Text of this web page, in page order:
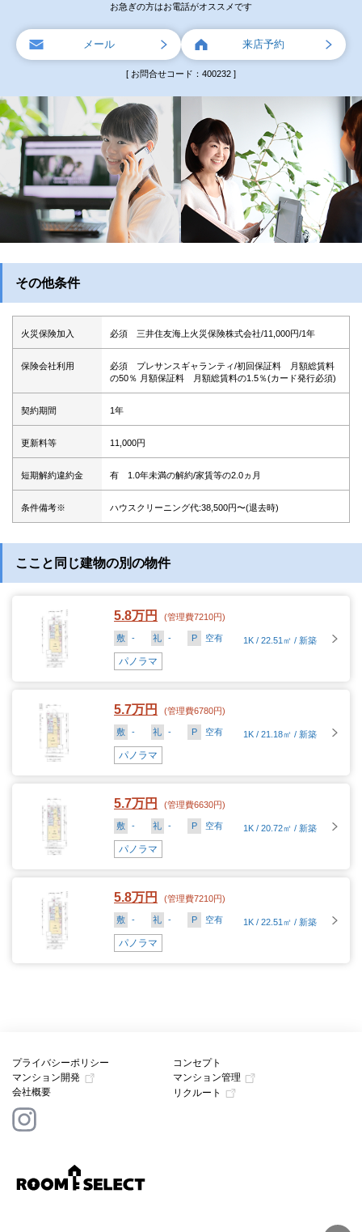
お急ぎの方はお電話がオススメです
メール 来店予約
[ お問合せコード：400232 ]
その他条件
火災保険加入 必須 三井住友海上火災保険株式会社/11,000円/1年
保険会社利用
必須 プレサンスギャランティ/初回保証料 月額総賃料
の50％ 月額保証料 月額総賃料の1.5％(カード発行必須)
契約期間 1年
更新料等 11,000円
短期解約違約金 有 1.0年未満の解約/家賃等の2.0ヵ月
条件備考※ ハウスクリーニング代:38,500円〜(退去時)
ここと同じ建物の別の物件
5.8万円 (管理費7210円)
敷 - 礼 - P 空有 1K / 22.51㎡ / 新築
パノラマ
5.7万円 (管理費6780円)
敷 - 礼 - P 空有 1K / 21.18㎡ / 新築
パノラマ
5.7万円 (管理費6630円)
敷 - 礼 - P 空有 1K / 20.72㎡ / 新築
パノラマ
5.8万円 (管理費7210円)
敷 - 礼 - P 空有 1K / 22.51㎡ / 新築
パノラマ
プライバシーポリシー
コンセプト
マンション開発
マンション管理
会社概要
リクルート